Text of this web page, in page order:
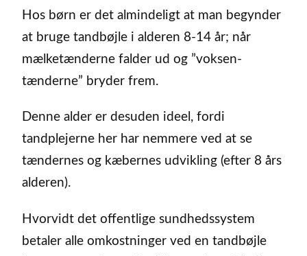
Hos børn er det almindeligt at man begynder
at bruge tandbøjle i alderen 8-14 år; når
mælketænderne falder ud og ”voksen-
tænderne” bryder frem.
Denne alder er desuden ideel, fordi
tandplejerne her har nemmere ved at se
tændernes og kæbernes udvikling (efter 8 års
alderen).
Hvorvidt det offentlige sundhedssystem
betaler alle omkostninger ved en tandbøjle